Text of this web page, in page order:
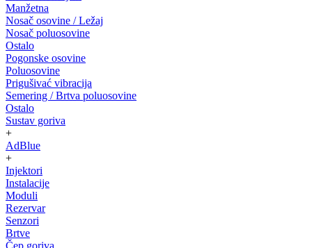
Manžetna
Nosač osovine / Ležaj
Nosač poluosovine
Ostalo
Pogonske osovine
Poluosovine
Prigušivać vibracija
Semering / Brtva poluosovine
Ostalo
Sustav goriva
+
AdBlue
+
Injektori
Instalacije
Moduli
Rezervar
Senzori
Brtve
Čep goriva